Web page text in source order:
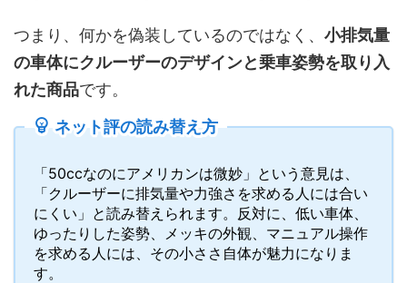
つまり、何かを偽装しているのではなく、 小排気量
の車体にクルーザーのデザインと乗車姿勢を取り入
れた商品です。
ネット評の読み替え方
「50ccなのにアメリカンは微妙」という意見は、
「クルーザーに排気量や力強さを求める人には合い
にくい」と読み替えられます。反対に、低い車体、
ゆったりした姿勢、メッキの外観、マニュアル操作
を求める人には、その小ささ自体が魅力になりま
す。